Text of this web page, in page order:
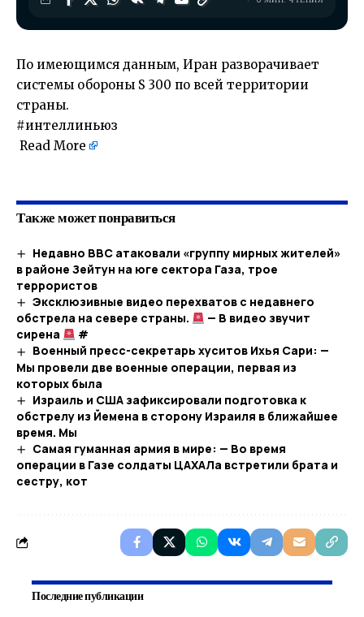
По имеющимся данным, Иран разворачивает
системы обороны S 300 по всей территории
страны.
#интеллиньюз
Read More
Также может понравиться
Недавно ВВС атаковали «группу мирных жителей»
в районе Зейтун на юге сектора Газа, трое
террористов
Эксклюзивные видео перехватов с недавнего
обстрела на севере страны.
— В видео звучит
сирена
#
Военный пресс-секретарь хуситов Ихья Сари: —
Мы провели две военные операции, первая из
которых была
Израиль и США зафиксировали подготовка к
обстрелу из Йемена в сторону Израиля в ближайшее
время. Мы
Самая гуманная армия в мире: — Во время
операции в Газе солдаты ЦАХАЛа встретили брата и
сестру, кот
Последние публикации